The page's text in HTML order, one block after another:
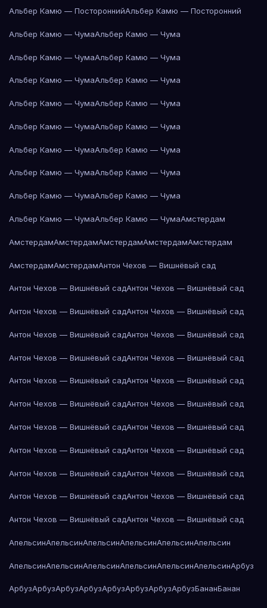
Альбер Камю — ПостороннийАльбер Камю — Посторонний
Альбер Камю — ЧумаАльбер Камю — Чума
Альбер Камю — ЧумаАльбер Камю — Чума
Альбер Камю — ЧумаАльбер Камю — Чума
Альбер Камю — ЧумаАльбер Камю — Чума
Альбер Камю — ЧумаАльбер Камю — Чума
Альбер Камю — ЧумаАльбер Камю — Чума
Альбер Камю — ЧумаАльбер Камю — Чума
Альбер Камю — ЧумаАльбер Камю — Чума
Альбер Камю — ЧумаАльбер Камю — ЧумаАмстердам
АмстердамАмстердамАмстердамАмстердамАмстердам
АмстердамАмстердамАнтон Чехов — Вишнёвый сад
Антон Чехов — Вишнёвый садАнтон Чехов — Вишнёвый сад
Антон Чехов — Вишнёвый садАнтон Чехов — Вишнёвый сад
Антон Чехов — Вишнёвый садАнтон Чехов — Вишнёвый сад
Антон Чехов — Вишнёвый садАнтон Чехов — Вишнёвый сад
Антон Чехов — Вишнёвый садАнтон Чехов — Вишнёвый сад
Антон Чехов — Вишнёвый садАнтон Чехов — Вишнёвый сад
Антон Чехов — Вишнёвый садАнтон Чехов — Вишнёвый сад
Антон Чехов — Вишнёвый садАнтон Чехов — Вишнёвый сад
Антон Чехов — Вишнёвый садАнтон Чехов — Вишнёвый сад
Антон Чехов — Вишнёвый садАнтон Чехов — Вишнёвый сад
Антон Чехов — Вишнёвый садАнтон Чехов — Вишнёвый сад
АпельсинАпельсинАпельсинАпельсинАпельсинАпельсин
АпельсинАпельсинАпельсинАпельсинАпельсинАпельсинАрбуз
АрбузАрбузАрбузАрбузАрбузАрбузАрбузАрбузБананБанан